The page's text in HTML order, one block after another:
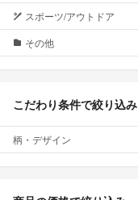
スポーツ/アウトドア
その他
こだわり条件で絞り込み
柄・デザイン